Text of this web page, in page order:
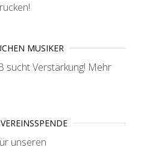
MUSIKER
sucht Verstärkung! Mehr
unseren